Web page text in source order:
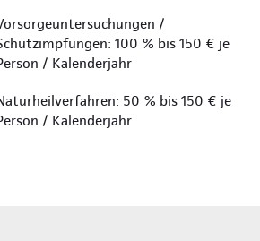
/
100 % bis 150 € je
/ Kalenderjahr
50 % bis 150 € je
/ Kalenderjahr